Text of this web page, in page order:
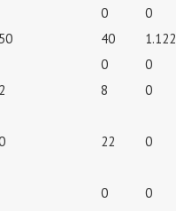
0
0
40
1.122
0
0
8 0
22 0
0 0